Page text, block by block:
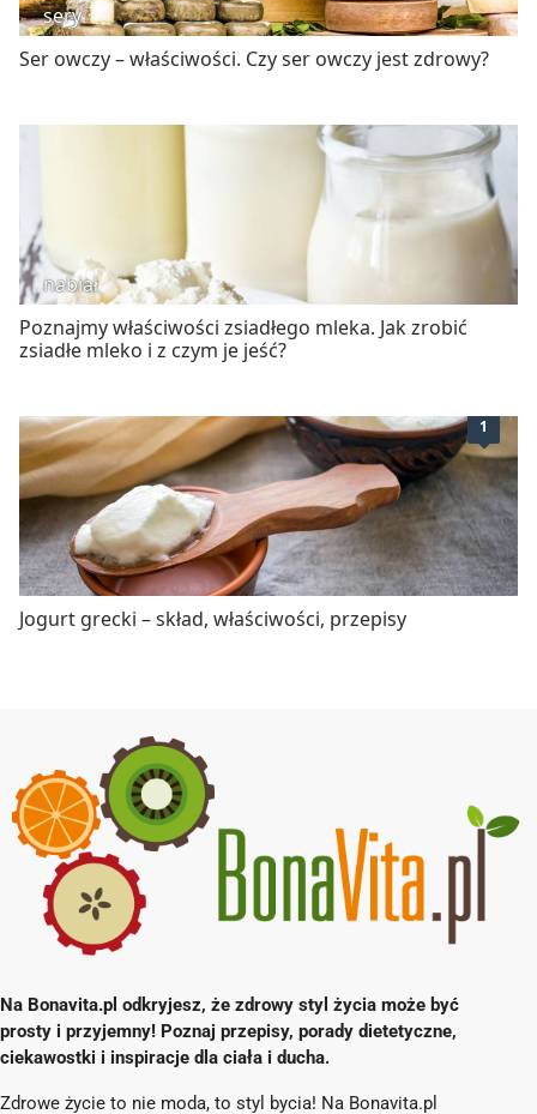
sery
Ser owczy – właściwości. Czy ser owczy jest zdrowy?
nabiał
Poznajmy właściwości zsiadłego mleka. Jak zrobić
zsiadłe mleko i z czym je jeść?
1
Jogurt grecki – skład, właściwości, przepisy
Na Bonavita.pl odkryjesz, że zdrowy styl życia może być
prosty i przyjemny! Poznaj przepisy, porady dietetyczne,
ciekawostki i inspiracje dla ciała i ducha.
Zdrowe życie to nie moda, to styl bycia! Na Bonavita.pl